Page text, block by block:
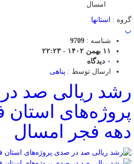
امسال
گروه :
استانها
پ
شناسه : 9709
۱۱ بهمن ۱۴۰۲ - ۲۲:۲۳
۰ دیدگاه
ارسال توسط : پناهی
رشد ریالی صد
پروژه‌های استان
دهه فجر امسال